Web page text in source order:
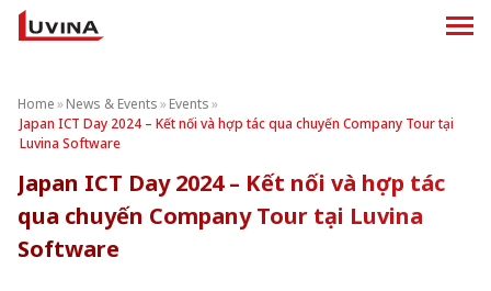
Home»News & Events»Events»
Japan ICT Day 2024 – Kết nối và hợp tác qua chuyến Company Tour tại
Luvina Software
Japan ICT Day 2024 – Kết nối và hợp tác
qua chuyến Company Tour tại Luvina
Software